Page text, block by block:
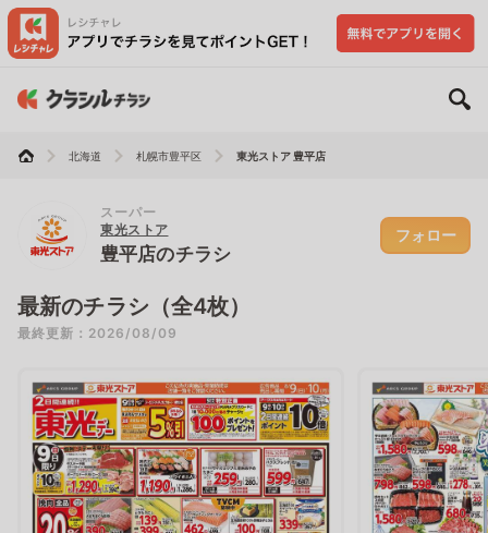
北海道 札幌市豊平区 東光ストア 豊平店
スーパー
東光ストア
豊平店のチラシ
フォロー
最新のチラシ（全4枚）
最終更新：2026/08/09